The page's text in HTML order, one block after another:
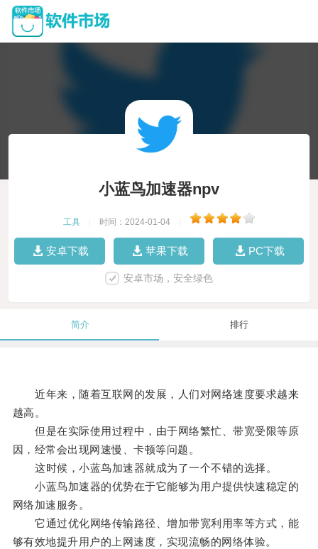
小蓝鸟加速器npv
工具 时间：2024-01-04
安卓下载 苹果下载 PC下载
安卓市场，安全绿色
简介 排行
近年来，随着互联网的发展，人们对网络速度要求越来
越高。
但是在实际使用过程中，由于网络繁忙、带宽受限等原
因，经常会出现网速慢、卡顿等问题。
这时候，小蓝鸟加速器就成为了一个不错的选择。
小蓝鸟加速器的优势在于它能够为用户提供快速稳定的
网络加速服务。
它通过优化网络传输路径、增加带宽利用率等方式，能
够有效地提升用户的上网速度，实现流畅的网络体验。